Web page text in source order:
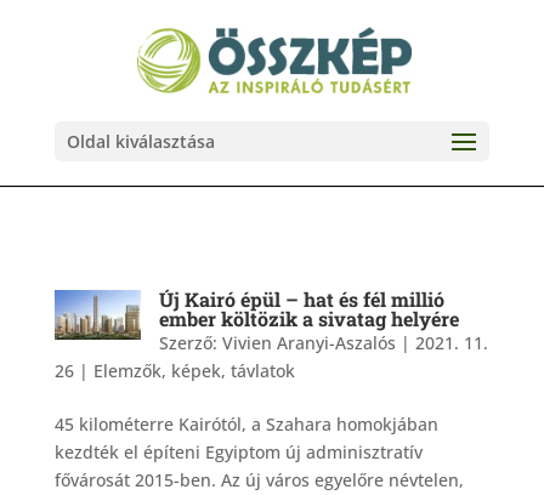
Oldal kiválasztása
Új Kairó épül – hat és fél millió
ember költözik a sivatag helyére
Szerző: Vivien Aranyi-Aszalós | 2021. 11.
26| Elemzők, képek, távlatok
45 kilométerre Kairótól, a Szahara homokjában
kezdték el építeni Egyiptom új adminisztratív
fővárosát 2015-ben. Az új város egyelőre névtelen,